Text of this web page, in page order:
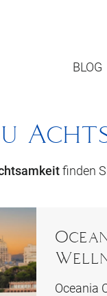
BLOG
finden
Oceania